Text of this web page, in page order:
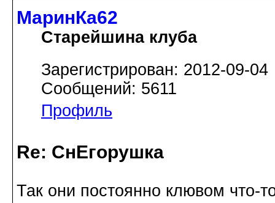
МаринКа62
Старейшина клуба
Зарегистрирован: 2012-09-04
Сообщений: 5611
Профиль
Re: СнЕгорушка
Так они постоянно клювом что-